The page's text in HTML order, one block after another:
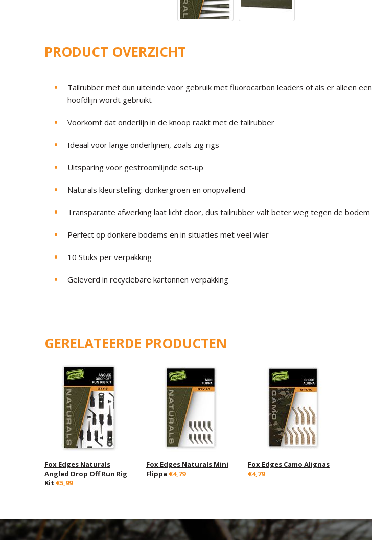
PRODUCT OVERZICHT
Tailrubber met dun uiteinde voor gebruik met fluorocarbon leaders of als er alleen een
hoofdlijn wordt gebruikt
Voorkomt dat onderlijn in de knoop raakt met de tailrubber
Ideaal voor lange onderlijnen, zoals zig rigs
Uitsparing voor gestroomlijnde set-up
Naturals kleurstelling: donkergroen en onopvallend
Transparante afwerking laat licht door, dus tailrubber valt beter weg tegen de bodem
Perfect op donkere bodems en in situaties met veel wier
10 Stuks per verpakking
Geleverd in recyclebare kartonnen verpakking
GERELATEERDE PRODUCTEN
Fox Edges Naturals
Angled Drop Off Run Rig
Kit €5,99
Fox Edges Naturals Mini
Flippa €4,79
Fox Edges Camo Alignas
€4,79